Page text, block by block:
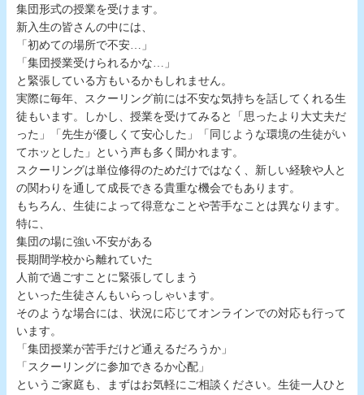
集団形式の授業を受けます。
新入生の皆さんの中には、
「初めての場所で不安…」
「集団授業受けられるかな…」
と緊張している方もいるかもしれません。
実際に毎年、スクーリング前には不安な気持ちを話してくれる生
徒もいます。しかし、授業を受けてみると「思ったより大丈夫だ
った」「先生が優しくて安心した」「同じような環境の生徒がい
てホッとした」という声も多く聞かれます。
スクーリングは単位修得のためだけではなく、新しい経験や人と
の関わりを通して成長できる貴重な機会でもあります。
もちろん、生徒によって得意なことや苦手なことは異なります。
特に、
集団の場に強い不安がある
長期間学校から離れていた
人前で過ごすことに緊張してしまう
といった生徒さんもいらっしゃいます。
そのような場合には、状況に応じてオンラインでの対応も行って
います。
「集団授業が苦手だけど通えるだろうか」
「スクーリングに参加できるか心配」
というご家庭も、まずはお気軽にご相談ください。生徒一人ひと